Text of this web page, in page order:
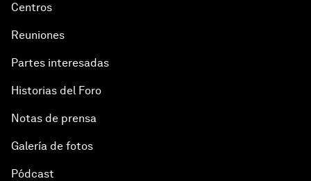
Centros
Reuniones
Partes interesadas
Historias del Foro
Notas de prensa
Galería de fotos
Pódcast